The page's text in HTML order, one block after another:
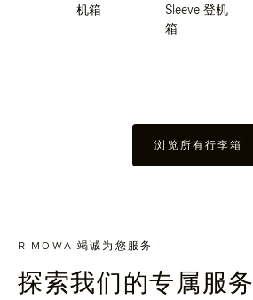
机箱
Sleeve 登机
箱
浏览所有行李箱
RIMOWA 竭诚为您服务
探索我们的专属服务